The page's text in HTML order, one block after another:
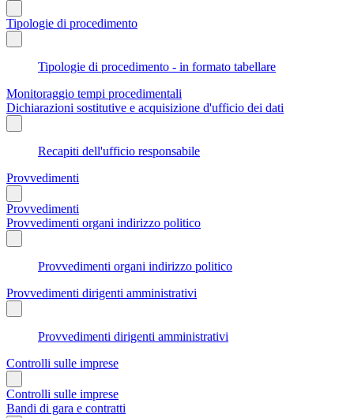
Tipologie di procedimento
Tipologie di procedimento - in formato tabellare
Monitoraggio tempi procedimentali
Dichiarazioni sostitutive e acquisizione d'ufficio dei dati
Recapiti dell'ufficio responsabile
Provvedimenti
Provvedimenti
Provvedimenti organi indirizzo politico
Provvedimenti organi indirizzo politico
Provvedimenti dirigenti amministrativi
Provvedimenti dirigenti amministrativi
Controlli sulle imprese
Controlli sulle imprese
Bandi di gara e contratti